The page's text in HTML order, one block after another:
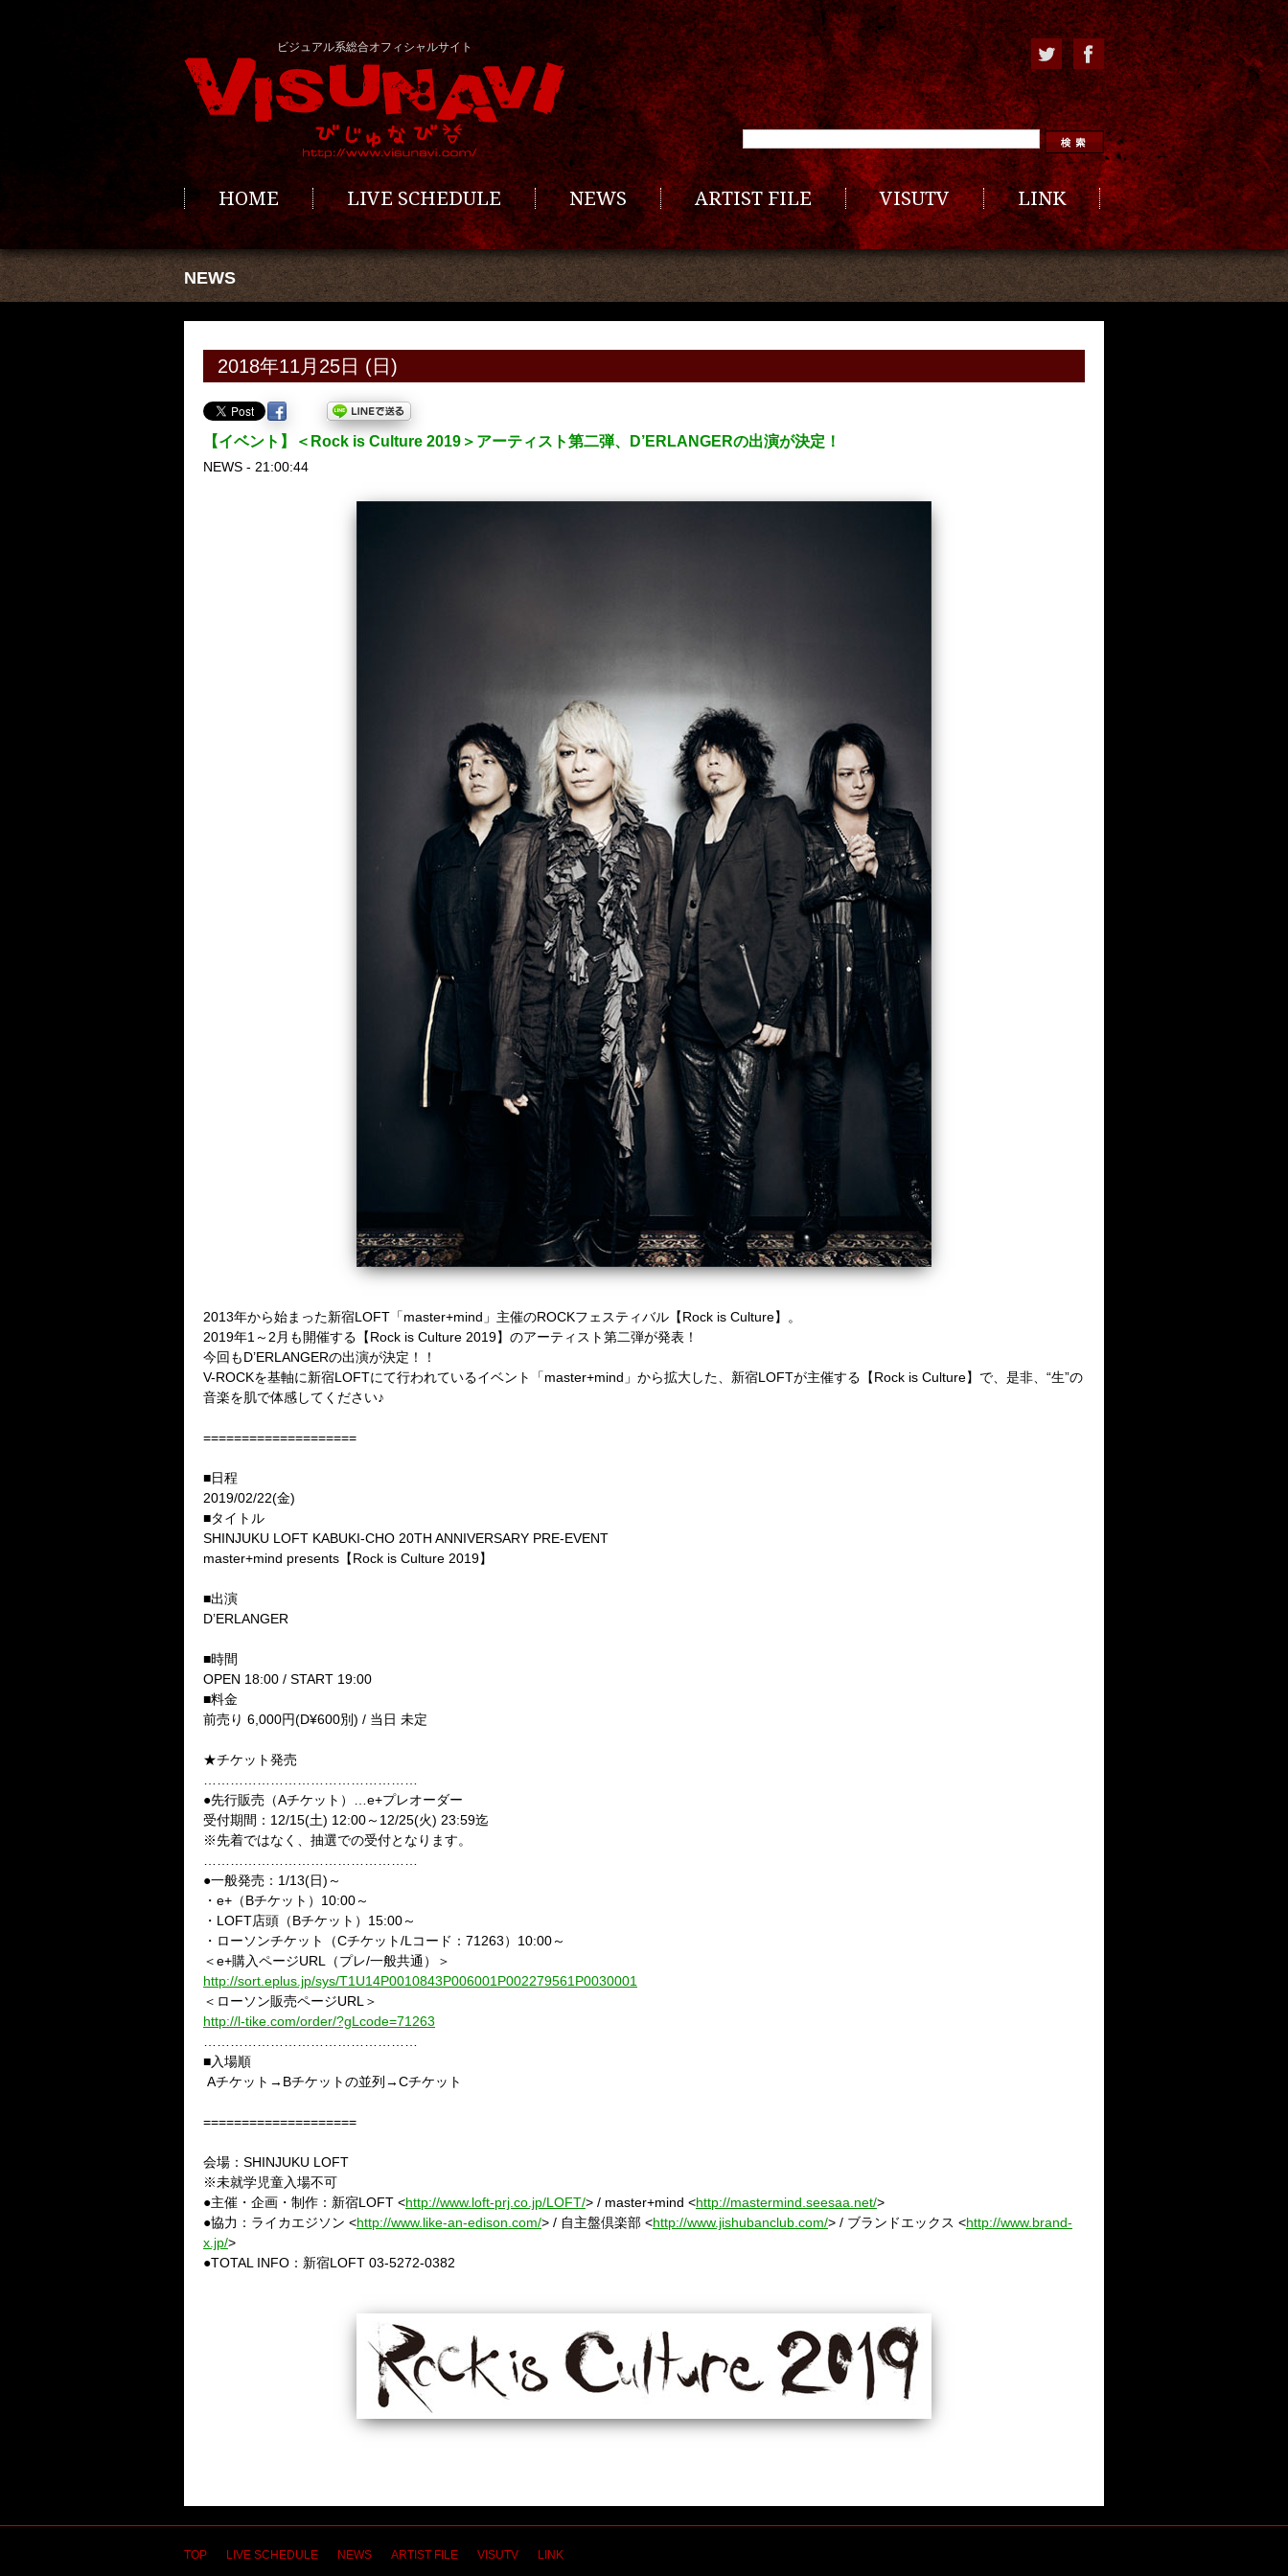
ビジュアル系総合オフィシャルサイト
HOME LIVE SCHEDULE NEWS ARTIST FILE VISUTV LINK
NEWS
2018年11月25日 (日)
【イベント】＜Rock is Culture 2019＞アーティスト第二弾、D’ERLANGERの出演が決定！
NEWS - 21:00:44
2013年から始まった新宿LOFT「master+mind」主催のROCKフェスティバル【Rock is Culture】。
2019年1～2月も開催する【Rock is Culture 2019】のアーティスト第二弾が発表！
今回もD’ERLANGERの出演が決定！！
V-ROCKを基軸に新宿LOFTにて行われているイベント「master+mind」から拡大した、 新宿LOFTが主催する【Rock is Culture】で、是非、“生”の
音楽を肌で体感してください♪
====================
■日程
2019/02/22(金)
■タイトル
SHINJUKU LOFT KABUKI-CHO 20TH ANNIVERSARY PRE-EVENT
master+mind presents【Rock is Culture 2019】
■出演
D’ERLANGER
■時間
OPEN 18:00 / START 19:00
■料金
前売り 6,000円(D¥600別) / 当日 未定
★チケット発売
●先行販売（Aチケット）…e+プレオーダー
受付期間：12/15(土) 12:00～12/25(火) 23:59迄
※先着ではなく、抽選での受付となります。
●一般発売：1/13(日)～
・e+（Bチケット）10:00～
・LOFT店頭（Bチケット）15:00～
・ローソンチケット（Cチケット/Lコード：71263）10:00～
＜e+購入ページURL（プレ/一般共通）＞
http://sort.eplus.jp/sys/T1U14P0010843P006001P002279561P0030001
＜ローソン販売ページURL＞
http://l-tike.com/order/?gLcode=71263
■入場順
Aチケット→Bチケットの並列→Cチケット
====================
会場：SHINJUKU LOFT
※未就学児童入場不可
●主催・企画・制作：新宿LOFT <http://www.loft-prj.co.jp/LOFT/> / master+mind <http://mastermind.seesaa.net/>
●協力：ライカエジソン <http://www.like-an-edison.com/> / 自主盤倶楽部 <http://www.jishubanclub.com/> / ブランドエックス <http://www.brand-
x.jp/>
●TOTAL INFO：新宿LOFT 03-5272-0382
TOP LIVE SCHEDULE NEWS ARTIST FILE VISUTV LINK